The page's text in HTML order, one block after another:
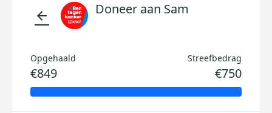
arrow_back Doneer aan Sam
Opgehaald
€849
Streefbedrag
€750